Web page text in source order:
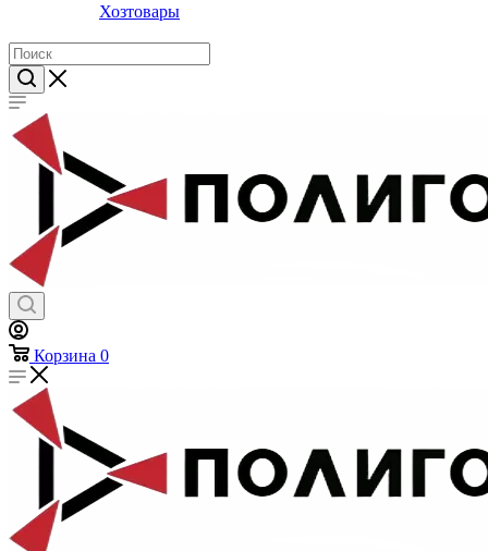
Хозтовары
Корзина 0